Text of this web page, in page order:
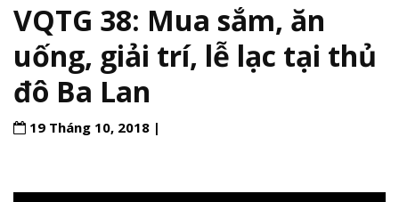
VQTG 38: Mua sắm, ăn
uống, giải trí, lễ lạc tại thủ
đô Ba Lan
19 Tháng 10, 2018 |